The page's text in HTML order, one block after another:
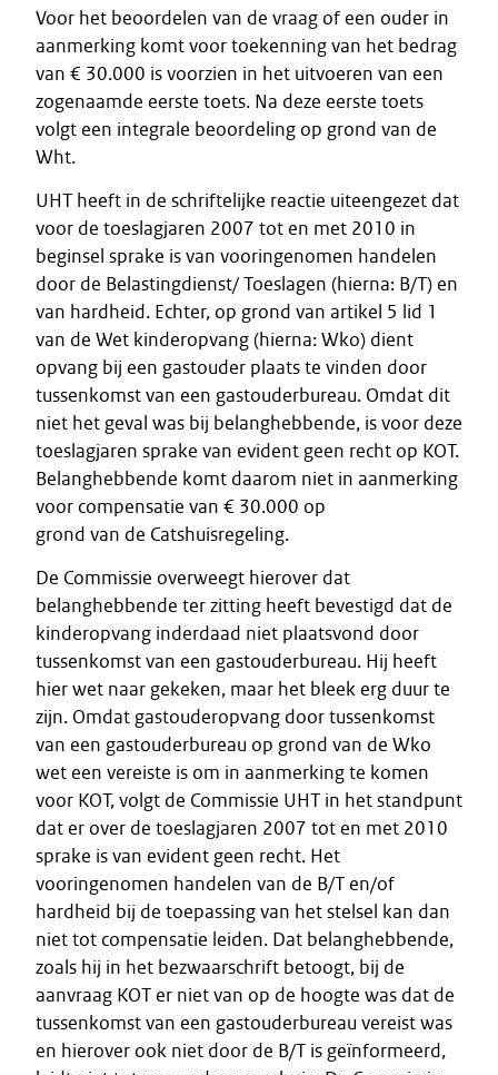
Voor het beoordelen van de vraag of een ouder in
aanmerking komt voor toekenning van het bedrag
van € 30.000 is voorzien in het uitvoeren van een
zogenaamde eerste toets. Na deze eerste toets
volgt een integrale beoordeling op grond van de
Wht.
UHT heeft in de schriftelijke reactie uiteengezet dat
voor de toeslagjaren 2007 tot en met 2010 in
beginsel sprake is van vooringenomen handelen
door de Belastingdienst/ Toeslagen (hierna: B/T) en
van hardheid. Echter, op grond van artikel 5 lid 1
van de Wet kinderopvang (hierna: Wko) dient
opvang bij een gastouder plaats te vinden door
tussenkomst van een gastouderbureau. Omdat dit
niet het geval was bij belanghebbende, is voor deze
toeslagjaren sprake van evident geen recht op KOT.
Belanghebbende komt daarom niet in aanmerking
voor compensatie van € 30.000 op
grond van de Catshuisregeling.
De Commissie overweegt hierover dat
belanghebbende ter zitting heeft bevestigd dat de
kinderopvang inderdaad niet plaatsvond door
tussenkomst van een gastouderbureau. Hij heeft
hier wet naar gekeken, maar het bleek erg duur te
zijn. Omdat gastouderopvang door tussenkomst
van een gastouderbureau op grond van de Wko
wet een vereiste is om in aanmerking te komen
voor KOT, volgt de Commissie UHT in het standpunt
dat er over de toeslagjaren 2007 tot en met 2010
sprake is van evident geen recht. Het
vooringenomen handelen van de B/T en/of
hardheid bij de toepassing van het stelsel kan dan
niet tot compensatie leiden. Dat belanghebbende,
zoals hij in het bezwaarschrift betoogt, bij de
aanvraag KOT er niet van op de hoogte was dat de
tussenkomst van een gastouderbureau vereist was
en hierover ook niet door de B/T is geïnformeerd,